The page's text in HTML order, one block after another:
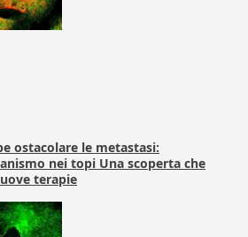
ostacolare le metastasi:
nei topi Una scoperta che
terapie